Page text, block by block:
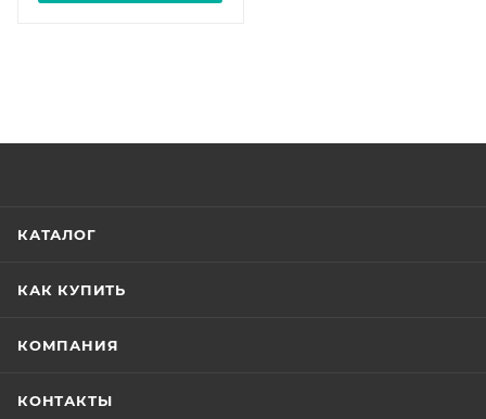
КАТАЛОГ
КАК КУПИТЬ
КОМПАНИЯ
КОНТАКТЫ